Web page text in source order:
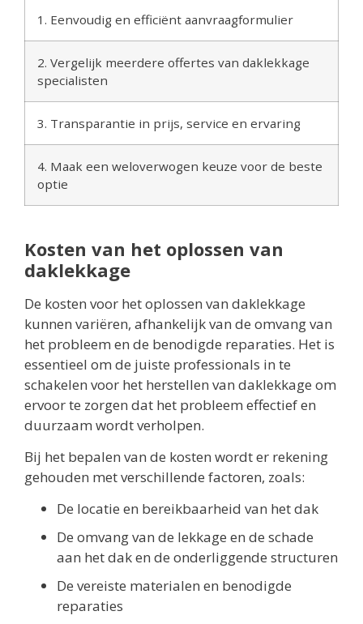
1. Eenvoudig en efficiënt aanvraagformulier
2. Vergelijk meerdere offertes van daklekkage
specialisten
3. Transparantie in prijs, service en ervaring
4. Maak een weloverwogen keuze voor de beste
optie
Kosten van het oplossen van
daklekkage
De kosten voor het oplossen van daklekkage
kunnen variëren, afhankelijk van de omvang van
het probleem en de benodigde reparaties. Het is
essentieel om de juiste professionals in te
schakelen voor het herstellen van daklekkage om
ervoor te zorgen dat het probleem effectief en
duurzaam wordt verholpen.
Bij het bepalen van de kosten wordt er rekening
gehouden met verschillende factoren, zoals:
De locatie en bereikbaarheid van het dak
De omvang van de lekkage en de schade
aan het dak en de onderliggende structuren
De vereiste materialen en benodigde
reparaties